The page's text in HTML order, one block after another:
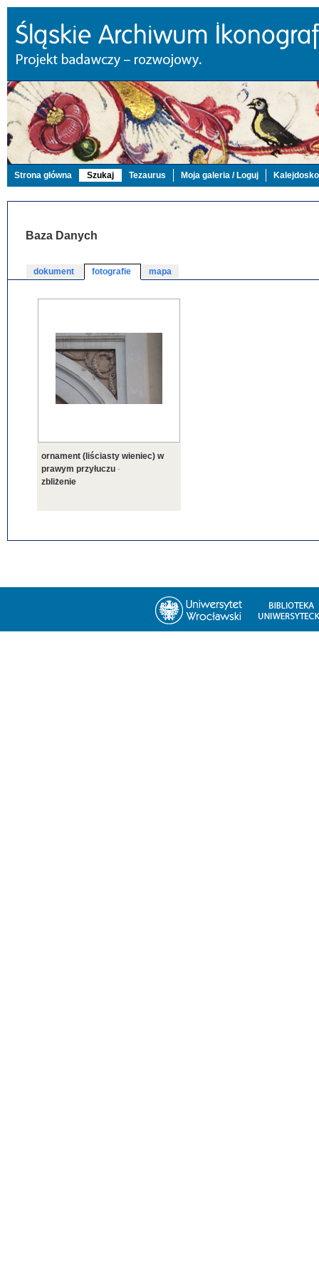
Strona główna Szukaj Tezaurus Moja galeria / Loguj
Baza Danych
dokument fotografie mapa
ornament (liściasty wieniec) w
prawym przyłuczu -
zbliżenie